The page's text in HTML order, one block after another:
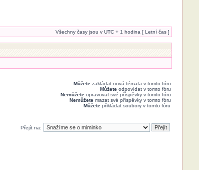
Všechny časy jsou v UTC + 1 hodina [ Letní čas ]
Můžetezakládat nová témata v tomto fóru
Můžeteodpovídat v tomto fóru
Nemůžeteupravovat své příspěvky v tomto fóru
Nemůžetemazat své příspěvky v tomto fóru
Můžetepřikládat soubory v tomto fóru
Přejít na: